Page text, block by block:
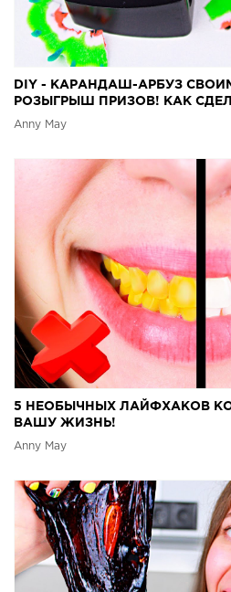
DIY - КАРАНДАШ-АРБУЗ
РОЗЫГРЫШ ПРИЗОВ! КАК
Anny May
5 НЕОБЫЧНЫХ ЛАЙФХАКОВ
ВАШУ ЖИЗНЬ!
Anny May